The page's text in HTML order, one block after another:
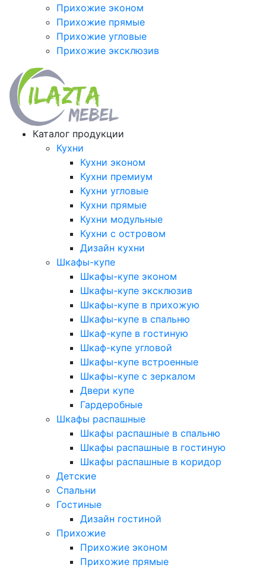
Прихожие эконом
Прихожие прямые
Прихожие угловые
Прихожие эксклюзив
Каталог продукции
Кухни
Кухни эконом
Кухни премиум
Кухни угловые
Кухни прямые
Кухни модульные
Кухни с островом
Дизайн кухни
Шкафы-купе
Шкафы-купе эконом
Шкафы-купе эксклюзив
Шкафы-купе в прихожую
Шкафы-купе в спальню
Шкаф-купе в гостиную
Шкаф-купе угловой
Шкафы-купе встроенные
Шкафы-купе с зеркалом
Двери купе
Гардеробные
Шкафы распашные
Шкафы распашные в спальню
Шкафы распашные в гостиную
Шкафы распашные в коридор
Детские
Спальни
Гостиные
Дизайн гостиной
Прихожие
Прихожие эконом
Прихожие прямые